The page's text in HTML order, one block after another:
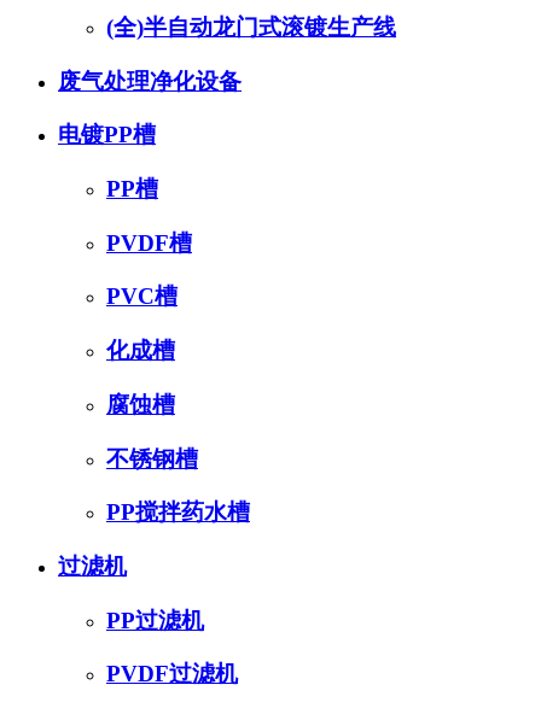
(全)半自动龙门式滚镀生产线
废气处理净化设备
电镀PP槽
PP槽
PVDF槽
PVC槽
化成槽
腐蚀槽
不锈钢槽
PP搅拌药水槽
过滤机
PP过滤机
PVDF过滤机